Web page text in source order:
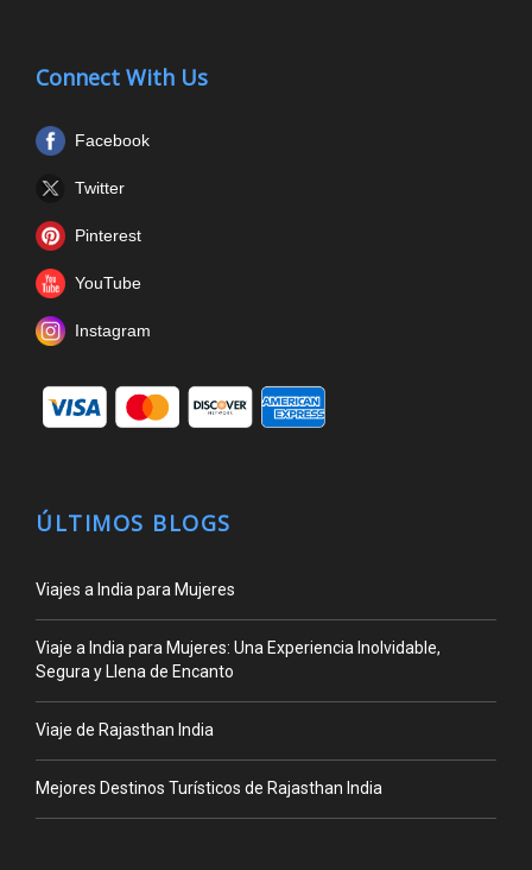
Connect With Us
Facebook
Twitter
Pinterest
YouTube
Instagram
ÚLTIMOS BLOGS
Viajes a India para Mujeres
Viaje a India para Mujeres: Una Experiencia Inolvidable,
Segura y Llena de Encanto
Viaje de Rajasthan India
Mejores Destinos Turísticos de Rajasthan India